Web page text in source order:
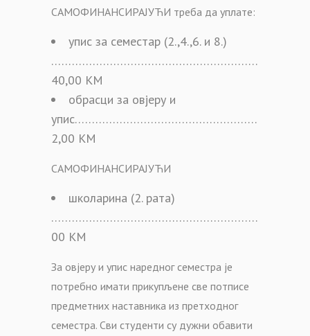
САМОФИНАНСИРАЈУЋИ треба да уплате:
упис за семестар (2.,4.,6. и 8.)
……………………………………………………
40,00 КМ
обрасци за овјеру и
2,00 КМ
САМОФИНАНСИРАЈУЋИ
школарина (2. рата)
00 КМ
За овјеру и упис наредног семестра је
потребно имати прикупљене све потписе
предметних наставника из претходног
семестра. Сви студенти су дужни обавити